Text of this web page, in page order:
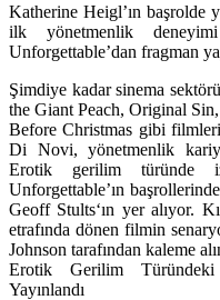
Katherine Heigl’ın başrolde
ilk yönetmenlik deneyimi
Unforgettable’dan fragman
Şimdiye kadar sinema
the Giant Peach, Original
Before Christmas gibi
Di Novi, yönetmenlik
Erotik gerilim türünde
Unforgettable’ın başrollerinde
Geoff Stults‘ın yer alıyor.
etrafında dönen filmin
Johnson tarafından kaleme
Erotik Gerilim Türündeki
Yayınlandı